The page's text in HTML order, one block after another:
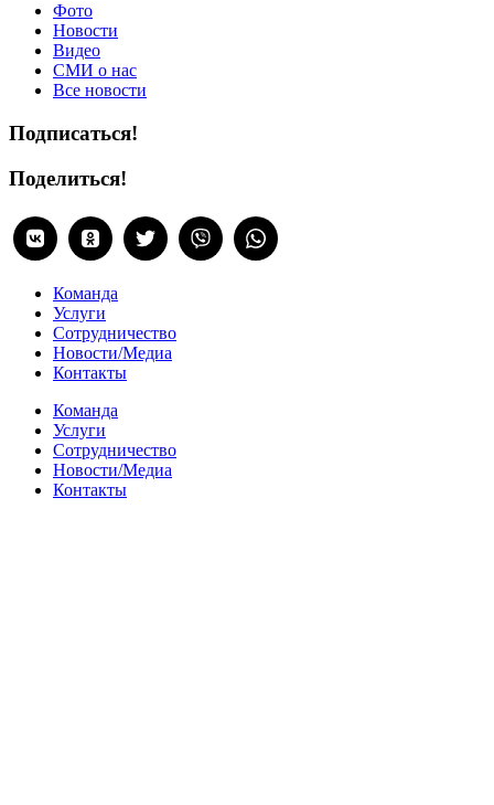
Фото
Новости
Видео
СМИ о нас
Все новости
Подписаться!
Поделиться!
Команда
Услуги
Сотрудничество
Новости/Медиа
Контакты
Команда
Услуги
Сотрудничество
Новости/Медиа
Контакты